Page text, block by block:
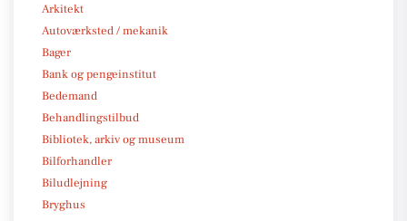
Arkitekt
Autoværksted / mekanik
Bager
Bank og pengeinstitut
Bedemand
Behandlingstilbud
Bibliotek, arkiv og museum
Bilforhandler
Biludlejning
Bryghus